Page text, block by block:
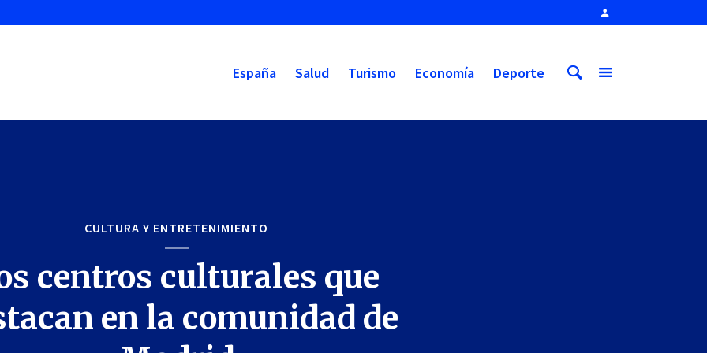
España Salud Turismo Economía Deporte
CULTURA Y ENTRETENIMIENTO
centros culturales que
en la comunidad de